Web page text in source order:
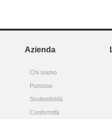
Azienda
Chi siamo
Purpose
Sostenibilità
Conformità